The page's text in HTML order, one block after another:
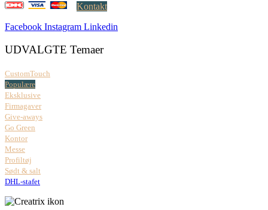
Kontakt
Facebook Instagram Linkedin
UDVALGTE Temaer
CustomTouch
Populære
Eksklusive
Firmagaver
Give-aways
Go Green
Kontor
Messe
Profiltøj
Sødt & salt
DHL-stafet